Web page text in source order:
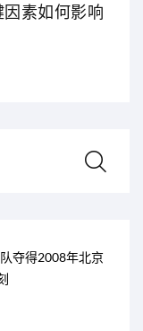
素如何影响
夺得2008年北京